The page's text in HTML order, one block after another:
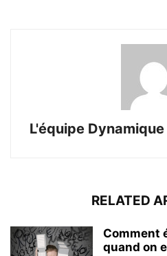
L'équipe
RELATED
Comment
quand on